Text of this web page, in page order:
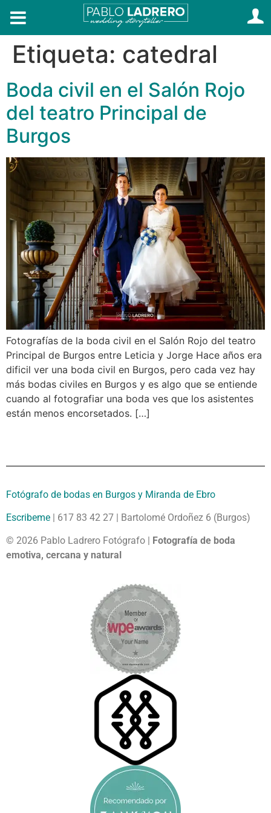
Etiqueta: catedral
Boda civil en el Salón Rojo
del teatro Principal de
Burgos
Fotografías de la boda civil en el Salón Rojo del teatro
Principal de Burgos entre Leticia y Jorge Hace años era
dificil ver una boda civil en Burgos, pero cada vez hay
más bodas civiles en Burgos y es algo que se entiende
cuando al fotografiar una boda ves que los asistentes
están menos encorsetados. […]
Fotógrafo de bodas en Burgos y Miranda de Ebro
Escribeme | 617 83 42 27 | Bartolomé Ordoñez 6 (Burgos)
© 2026 Pablo Ladrero Fotógrafo |
Fotografía de boda
emotiva, cercana y natural